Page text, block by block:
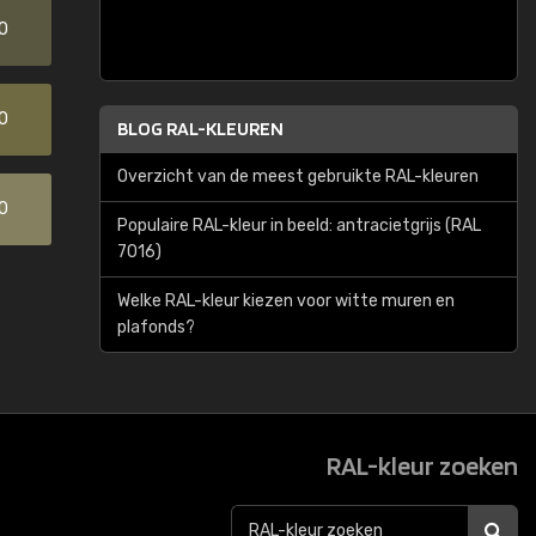
BLOG RAL-KLEUREN
Overzicht van de meest gebruikte RAL-kleuren
Populaire RAL-kleur in beeld: antracietgrijs (RAL
7016)
Welke RAL-kleur kiezen voor witte muren en
plafonds?
RAL-kleur zoeken